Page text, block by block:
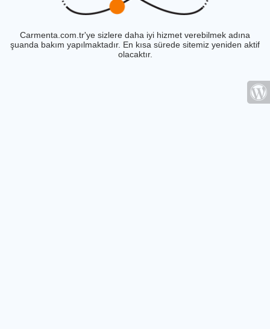
Carmenta.com.tr'ye sizlere daha iyi hizmet verebilmek adına
şuanda bakım yapılmaktadır. En kısa sürede sitemiz yeniden aktif
olacaktır.